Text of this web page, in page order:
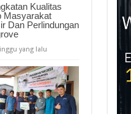
Kualitas
Masyarakat
Dan Perlindungan
yang lalu